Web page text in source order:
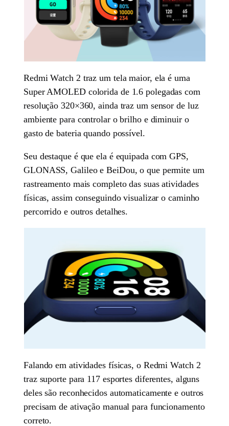
Redmi Watch 2 traz um tela maior, ela é uma
Super AMOLED colorida de 1.6 polegadas com
resolução 320×360, ainda traz um sensor de luz
ambiente para controlar o brilho e diminuir o
gasto de bateria quando possível.
Seu destaque é que ela é equipada com GPS,
GLONASS, Galileo e BeiDou, o que permite um
rastreamento mais completo das suas atividades
físicas, assim conseguindo visualizar o caminho
percorrido e outros detalhes.
Falando em atividades físicas, o Redmi Watch 2
traz suporte para 117 esportes diferentes, alguns
deles são reconhecidos automaticamente e outros
precisam de ativação manual para funcionamento
correto.